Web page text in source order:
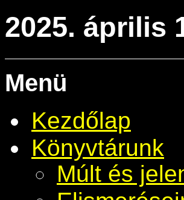
2025. április
Menü
Kezdőlap
Könyvtárunk
Múlt és